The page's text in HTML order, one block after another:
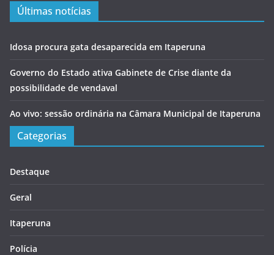
Últimas notícias
Idosa procura gata desaparecida em Itaperuna
Governo do Estado ativa Gabinete de Crise diante da
possibilidade de vendaval
Ao vivo: sessão ordinária na Câmara Municipal de Itaperuna
Categorias
Destaque
Geral
Itaperuna
Polícia